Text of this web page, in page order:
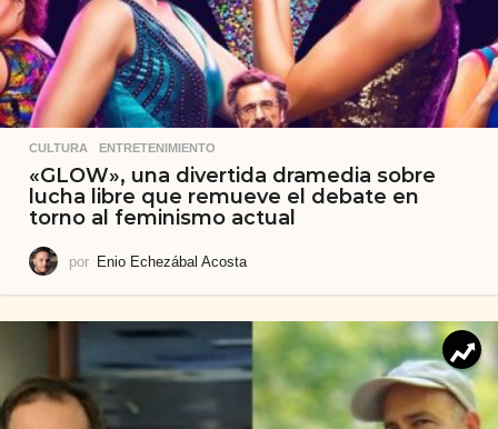
CULTURA ,ENTRETENIMIENTO
«GLOW», una divertida dramedia sobre
lucha libre que remueve el debate en
torno al feminismo actual
por Enio Echezábal Acosta